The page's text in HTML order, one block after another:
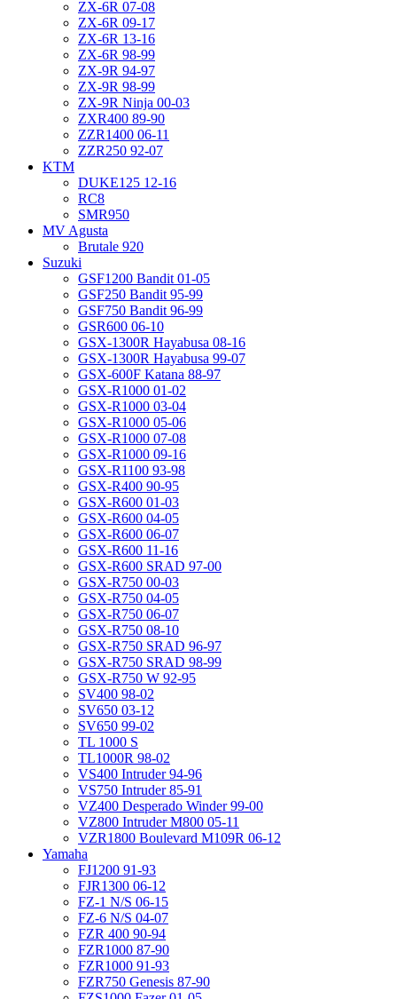
ZX-6R 07-08
ZX-6R 09-17
ZX-6R 13-16
ZX-6R 98-99
ZX-9R 94-97
ZX-9R 98-99
ZX-9R Ninja 00-03
ZXR400 89-90
ZZR1400 06-11
ZZR250 92-07
KTM
DUKE125 12-16
RC8
SMR950
MV Agusta
Brutale 920
Suzuki
GSF1200 Bandit 01-05
GSF250 Bandit 95-99
GSF750 Bandit 96-99
GSR600 06-10
GSX-1300R Hayabusa 08-16
GSX-1300R Hayabusa 99-07
GSX-600F Katana 88-97
GSX-R1000 01-02
GSX-R1000 03-04
GSX-R1000 05-06
GSX-R1000 07-08
GSX-R1000 09-16
GSX-R1100 93-98
GSX-R400 90-95
GSX-R600 01-03
GSX-R600 04-05
GSX-R600 06-07
GSX-R600 11-16
GSX-R600 SRAD 97-00
GSX-R750 00-03
GSX-R750 04-05
GSX-R750 06-07
GSX-R750 08-10
GSX-R750 SRAD 96-97
GSX-R750 SRAD 98-99
GSX-R750 W 92-95
SV400 98-02
SV650 03-12
SV650 99-02
TL 1000 S
TL1000R 98-02
VS400 Intruder 94-96
VS750 Intruder 85-91
VZ400 Desperado Winder 99-00
VZ800 Intruder M800 05-11
VZR1800 Boulevard M109R 06-12
Yamaha
FJ1200 91-93
FJR1300 06-12
FZ-1 N/S 06-15
FZ-6 N/S 04-07
FZR 400 90-94
FZR1000 87-90
FZR1000 91-93
FZR750 Genesis 87-90